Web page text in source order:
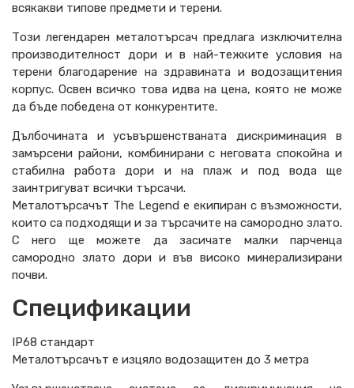
всякакви типове предмети и терени.
Този легендарен металотърсач предлага изключителна
производителност дори и в най-тежките условия на
терени благодарение на здравината и водозащитения
корпус. Освен всичко това идва на цена, която не може
да бъде победена от конкурентите.
Дълбочината и усъвършенстваната дискриминация в
замърсени райони, комбинирани с неговата спокойна и
стабилна работа дори и на плаж и под вода ще
заинтригуват всички търсачи.
Металотърсачът The Legend е екипиран с възможности,
които са подходящи и за търсачите на самородно злато.
С него ще можете да засичате малки парченца
самородно злато дори и във високо минерализирани
почви.
Спецификации
IP68 стандарт
Металотърсачът е изцяло водозащитен до 3 метра